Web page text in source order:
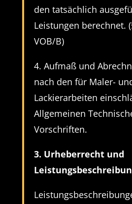
den tatsächlich
Leistungen berechnet.
VOB/B)
4. Aufmaß und
nach den für Maler-
Lackierarbeiten
Allgemeinen
Vorschriften.
3. Urheberrecht und